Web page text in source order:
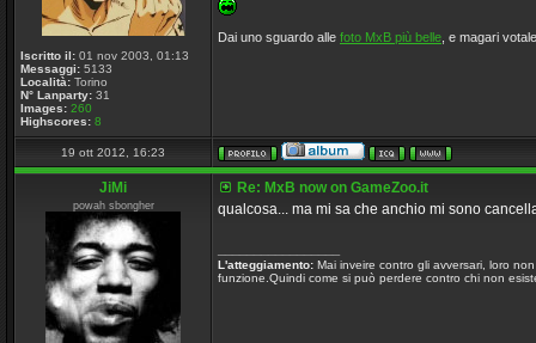
Iscritto il: 01 nov 2003, 01:13
Messaggi: 5133
Località: Torino
N° Lanparty: 31
Images: 260
Highscores: 8
Dai uno sguardo alle foto MxB più belle , e magari
19 ott 2012, 16:23
JiMi
powah sbongher
Re: MxB now on GameZoo.it
qualcosa... ma mi sa che anchio mi sono
L'atteggiamento: Mai inveire contro gli avversari, loro
funzione.Quindi come si può perdere contro chi non